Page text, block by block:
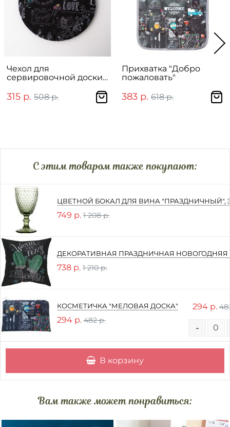
Чехол для
сервировочной доски
315 р. 508 р.
Прихватка "Добро
пожаловать"
383 р. 618 р.
C этим товаром также покупают:
ЦВЕТНОЙ БОКАЛ ДЛЯ ВИНА "ПРАЗДНИЧНЫЙ",
749 р. 1 208 р.
ДЕКОРАТИВНАЯ ПРАЗДНИЧНАЯ
738 р. 1 210 р.
КОСМЕТИЧКА "МЕЛОВАЯ ДОСКА"
294 р. 482 р.
294 р.
-
В корзину
Вам также может понравиться: